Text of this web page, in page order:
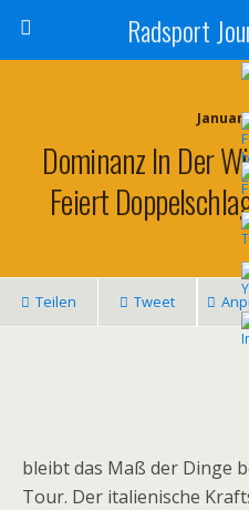
Radsport
Januar
Dominanz In Der
Feiert
Teilen Tweet
bleibt das Maß der Dinge
Tour. Der italienische